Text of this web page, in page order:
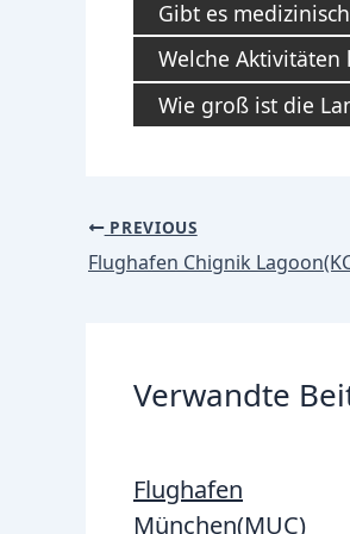
Gibt es
Welche
Wie groß ist die
Post
navigation
PREVIOUS
Verwandte
Flughafen
München(MUC)